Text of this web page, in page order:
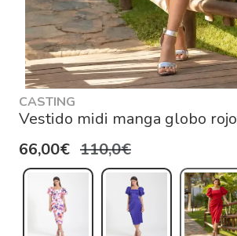
CASTING
Vestido midi manga globo rojo
66,00€ 110,0€